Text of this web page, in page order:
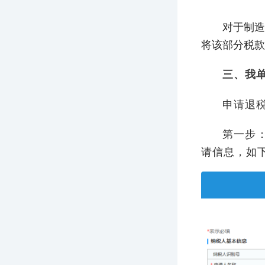
对于制
将该部分税
三、我
申请退
第一步
请信息，如